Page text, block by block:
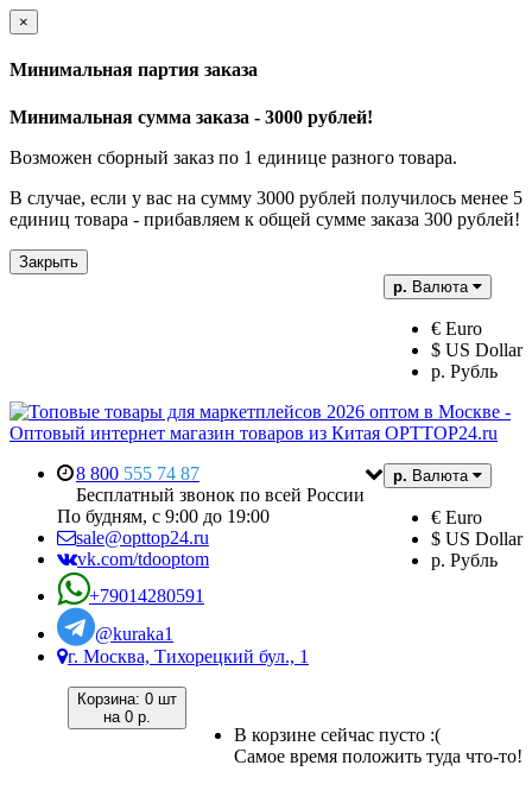
×
Минимальная партия заказа
Минимальная сумма заказа - 3000 рублей!
Возможен сборный заказ по 1 единице разного товара.
В случае, если у вас на сумму 3000 рублей получилось менее 5
единиц товара - прибавляем к общей сумме заказа 300 рублей!
Закрыть
р. Валюта
€ Euro
$ US Dollar
р. Рубль
р. Валюта
€ Euro
$ US Dollar
р. Рубль
8 800 555 74 87
Бесплатный звонок по всей России
По будням, с 9:00 до 19:00
sale@opttop24.ru
vk.com/tdooptom
+79014280591
@kuraka1
г. Москва, Тихорецкий бул., 1
Корзина: 0 шт
на 0 р.
В корзине сейчас пусто :(
Самое время положить туда что-то!